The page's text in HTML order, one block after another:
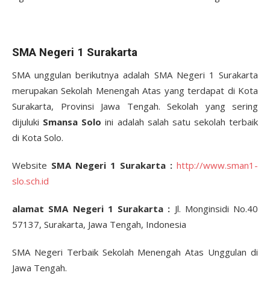
SMA Negeri 1 Surakarta
SMA unggulan berikutnya adalah SMA Negeri 1 Surakarta
merupakan Sekolah Menengah Atas yang terdapat di Kota
Surakarta, Provinsi Jawa Tengah. Sekolah yang sering
dijuluki Smansa Solo ini adalah salah satu sekolah terbaik
di Kota Solo.
Website SMA Negeri 1 Surakarta : http://www.sman1-
slo.sch.id
alamat SMA Negeri 1 Surakarta : Jl. Monginsidi No.40
57137, Surakarta, Jawa Tengah, Indonesia
SMA Negeri Terbaik Sekolah Menengah Atas Unggulan di
Jawa Tengah.